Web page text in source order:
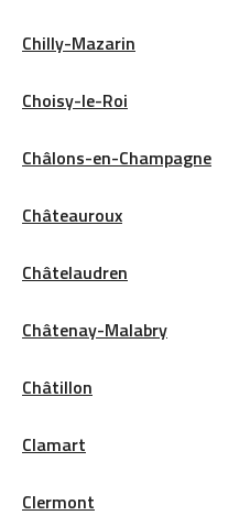
Chilly-Mazarin
Choisy-le-Roi
Châlons-en-Champagne
Châteauroux
Châtelaudren
Châtenay-Malabry
Châtillon
Clamart
Clermont